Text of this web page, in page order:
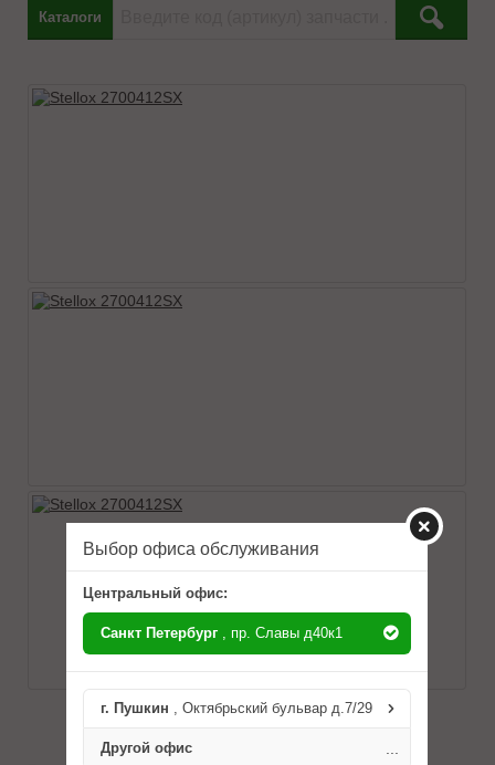
Каталоги
Выбор офиса обслуживания
Центральный офис:
Санкт Петербург , пр. Славы д40к1
г. Пушкин , Октябрьский бульвар д.7/29
Другой офис